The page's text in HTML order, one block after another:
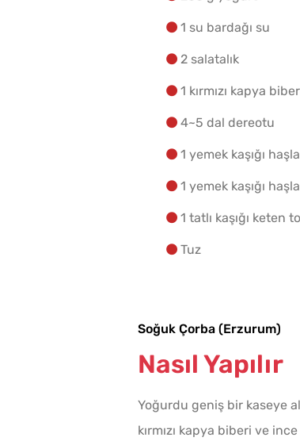
1 su bardağı su
2 salatalık
1 kırmızı kapya
4~5 dal dereotu
1 yemek kaşığı
1 yemek kaşığı
1 tatlı kaşığı keten
Tuz
Soğuk Çorba (Erzurum)
Nasıl Yapılır
Yoğurdu geniş bir kaseye
kırmızı kapya biberi ve